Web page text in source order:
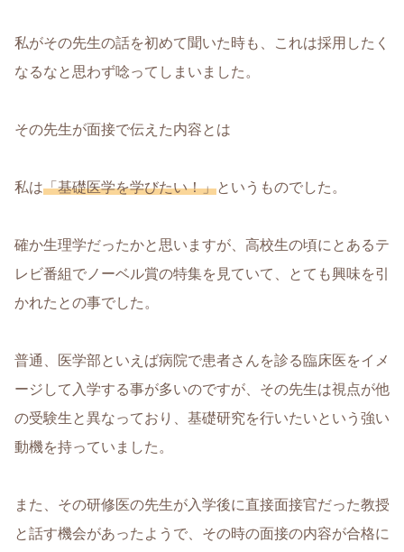
私がその先生の話を初めて聞いた時も、これは採用したく
なるなと思わず唸ってしまいました。
その先生が面接で伝えた内容とは
私は「基礎医学を学びたい！」というものでした。
確か生理学だったかと思いますが、高校生の頃にとあるテ
レビ番組でノーベル賞の特集を見ていて、とても興味を引
かれたとの事でした。
普通、医学部といえば病院で患者さんを診る臨床医をイメ
ージして入学する事が多いのですが、その先生は視点が他
の受験生と異なっており、基礎研究を行いたいという強い
動機を持っていました。
また、その研修医の先生が入学後に直接面接官だった教授
と話す機会があったようで、その時の面接の内容が合格に